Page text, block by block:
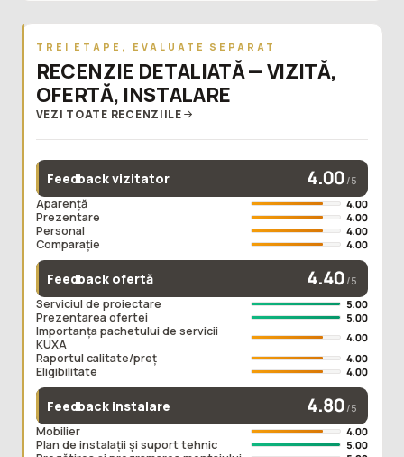
TREI ETAPE, EVALUATE SEPARAT
RECENZIE DETALIATĂ — VIZITĂ,
OFERTĂ, INSTALARE
VEZI TOATE RECENZIILE
Feedback vizitator 4.00 /5
Aparență 4.00
Prezentare 4.00
Personal 4.00
Comparație 4.00
Feedback ofertă 4.40 /5
Serviciul de proiectare 5.00
Prezentarea ofertei 5.00
Importanța pachetului de servicii
KUXA
4.00
Raportul calitate/preț 4.00
Eligibilitate 4.00
Feedback instalare 4.80 /5
Mobilier 4.00
Plan de instalații și suport tehnic 5.00